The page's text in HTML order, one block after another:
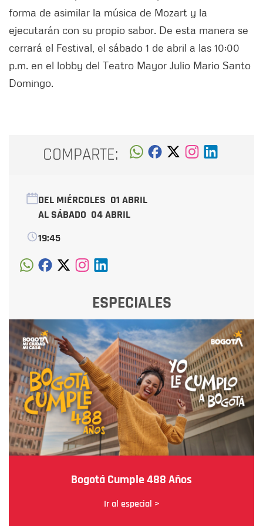
forma de asimilar la música de Mozart y la
ejecutarán con su propio sabor. De esta manera se
cerrará el Festival, el sábado 1 de abril a las 10:00
p.m. en el lobby del Teatro Mayor Julio Mario Santo
Domingo.
COMPARTE:
DEL MIÉRCOLES 01 ABRIL
AL SÁBADO 04 ABRIL
19:45
ESPECIALES
Bogotá Cumple 488 Años
Ir al especial >